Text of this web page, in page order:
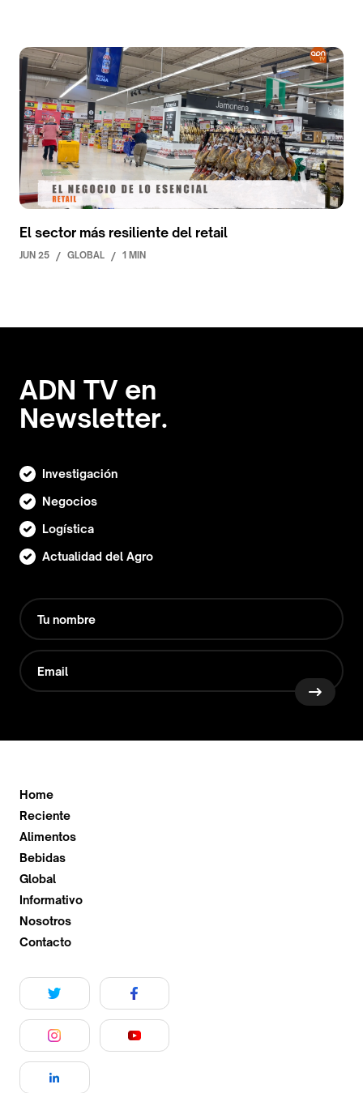
El sector más resiliente del retail
JUN 25 / GLOBAL / 1 MIN
ADN TV en
Newsletter.
Investigación
Negocios
Logística
Actualidad del Agro
Home
Reciente
Alimentos
Bebidas
Global
Informativo
Nosotros
Contacto